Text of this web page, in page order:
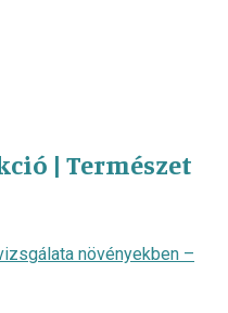
| Természet